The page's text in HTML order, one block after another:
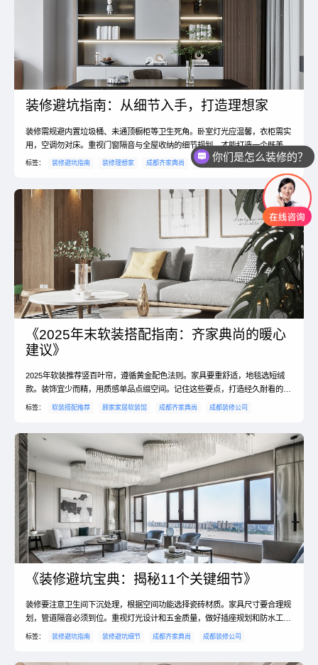
装修避坑指南：从细节入手，打造理想家
装修需规避内置垃圾桶、未通顶橱柜等卫生死角。卧室灯光应温馨，衣柜需实
用，空调勿对床。重视门窗隔音与全屋收纳的细节规划，才能打造一个既美观
又真正舒适的居住空间。
标签： 装修避坑指南 装修理想家 成都齐家典尚 成都装修公司
《2025年末软装搭配指南：齐家典尚的暖心
建议》
2025年软装推荐竖百叶帘，遵循黄金配色法则。家具要重舒适，地毯选短绒
款。装饰宜少而精，用质感单品点缀空间。记住这些要点，打造经久耐看的
家。
标签： 软装搭配推荐 顾家家居软装馆 成都齐家典尚 成都装修公司
《装修避坑宝典：揭秘11个关键细节》
装修要注意卫生间下沉处理，根据空间功能选择瓷砖材质。家具尺寸要合理规
划，管道隔音必须到位。重视灯光设计和五金质量，做好插座规划和防水工
程。建议选择专业施工团队，确保每个细节完美落地。
标签： 装修避坑指南 装修避坑细节 成都齐家典尚 成都装修公司
你们是怎么装修的？